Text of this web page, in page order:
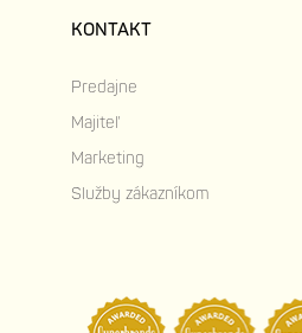
KONTAKT
Predajne
Majiteľ
Marketing
Služby zákazníkom